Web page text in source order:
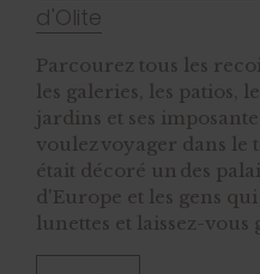
d'Olite
Parcourez tous les
les galeries, les patios,
jardins et ses
voulez voyager dans le
était décoré un des
d'Europe et les gens
lunettes et laissez-vous